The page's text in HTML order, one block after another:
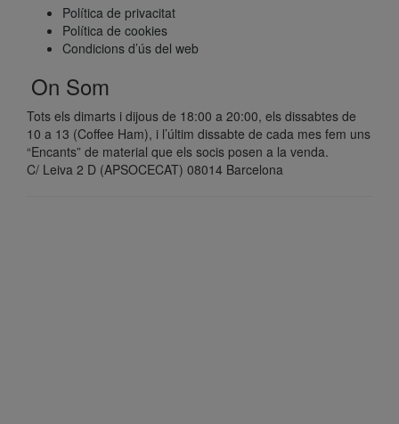
Política de privacitat
Política de cookies
Condicions d’ús del web
On Som
Tots els dimarts i dijous de 18:00 a 20:00, els dissabtes de
10 a 13 (Coffee Ham), i l’últim dissabte de cada mes fem uns
“Encants” de material que els socis posen a la venda.
C/ Leiva 2 D (APSOCECAT) 08014 Barcelona